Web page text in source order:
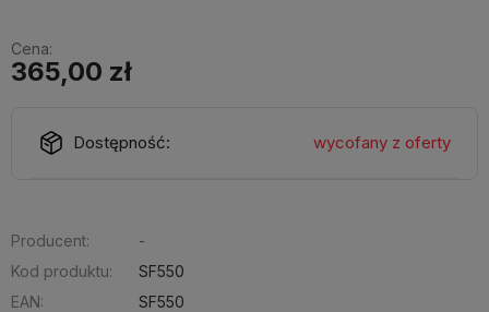
Cena:
365,00 zł
Dostępność: wycofany z oferty
Producent:
-
Kod produktu:
SF550
EAN:
SF550